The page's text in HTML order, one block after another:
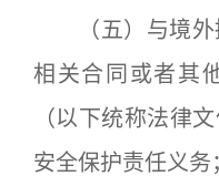
（五）与境外
相关合同或者其
（以下统称法律
安全保护责任义务；